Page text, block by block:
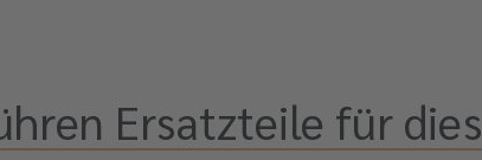
Ersatzteile für